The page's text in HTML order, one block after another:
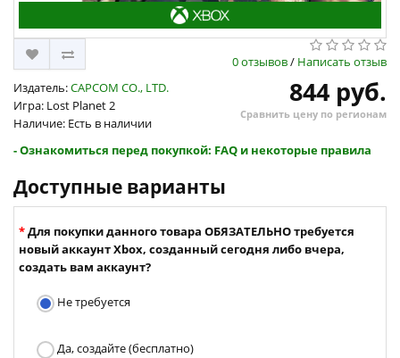
0 отзывов/ Написать отзыв
Издатель:CAPCOM CO., LTD.
Игра: Lost Planet 2
Наличие: Есть в наличии
844 руб.
Сравнить цену по регионам
- Ознакомиться перед покупкой: FAQ и некоторые правила
Доступные варианты
Для покупки данного товара ОБЯЗАТЕЛЬНО требуется
новый аккаунт Xbox, созданный сегодня либо вчера,
создать вам аккаунт?
Не требуется
Да, создайте (бесплатно)